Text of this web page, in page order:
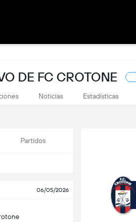
DE FC CROTONE
Noticias Estadísticas
Partidos
06/05/2026